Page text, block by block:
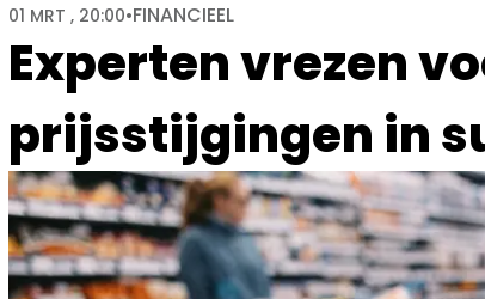
Experten vrezen
prijsstijgingen in
01 MRT , 20:00•FINANCIEEL